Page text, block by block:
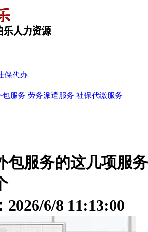
保代办
包服务 劳务派遣服务 社保代缴服务
包服务的这几项服务
6/8 11:13:00